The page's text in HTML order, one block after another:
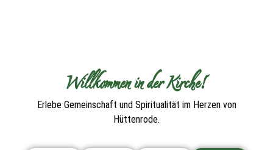
Willkommen in der Kirche!
Erlebe Gemeinschaft und Spiritualität im Herzen von
Hüttenrode.